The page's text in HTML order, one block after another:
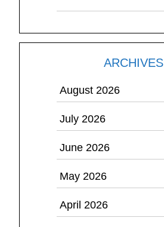
ARCHIVES
August 2026
July 2026
June 2026
May 2026
April 2026